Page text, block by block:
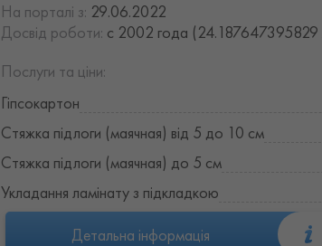
На порталі з: 29.06.2022
Досвід роботи: с 2002 года (24.187647395829
Послуги та ціни:
Гіпсокартон
Стяжка підлоги (маячная) від 5 до 10 см
Стяжка підлоги (маячная) до 5 см
Укладання ламінату з підкладкою
Детальна інформація